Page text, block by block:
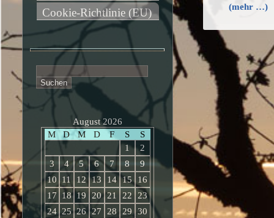
(mehr …)
Cookie-Richtlinie (EU)
nach:
August 2026
M
D M D F S
S
1
2
3
4 5 6 7 8
9
10
11 12 13 14 15
16
17
18 19 20 21 22
23
24 25 26 27 28 29
30